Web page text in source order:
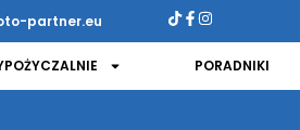
partner.eu
PORADNIKI